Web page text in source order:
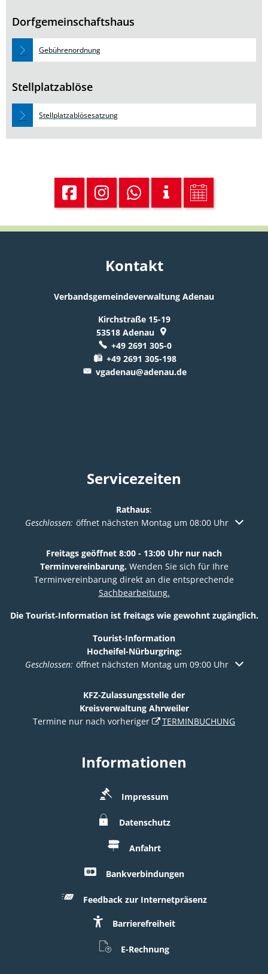
Dorfgemeinschaftshaus
Gebührenordnung
Stellplatzablöse
Stellplatzablösesatzung
Kontakt
Verbandsgemeindeverwaltung Adenau
Kirchstraße 15-19
53518 Adenau
+49 2691 305-0
+49 2691 305-198
vgadenau@adenau.de
Servicezeiten
Rathaus:
Klicken, um weitere Öffnungs- oder Schließzeiten
Geschlossen: öffnet nächsten Montag um 08:00 Uhr
Freitags geöffnet 8:00 - 13:00 Uhr nur nach
Terminvereinbarung. Wenden Sie sich für Ihre
Terminvereinbarung direkt an die entsprechende
Sachbearbeitung.
Die Tourist‑Information ist freitags wie gewohnt zugänglich.
Tourist-Information
Hocheifel-Nürburgring:
Klicken, um weitere Öffnungs- oder Schließzeiten
Geschlossen: öffnet nächsten Montag um 09:00 Uhr
KFZ-Zulassungsstelle der
Kreisverwaltung Ahrweiler
Termine nur nach vorheriger
TERMINBUCHUNG
Informationen
Impressum
Datenschutz
Anfahrt
Bankverbindungen
Feedback zur Internetpräsenz
Barrierefreiheit
E-Rechnung